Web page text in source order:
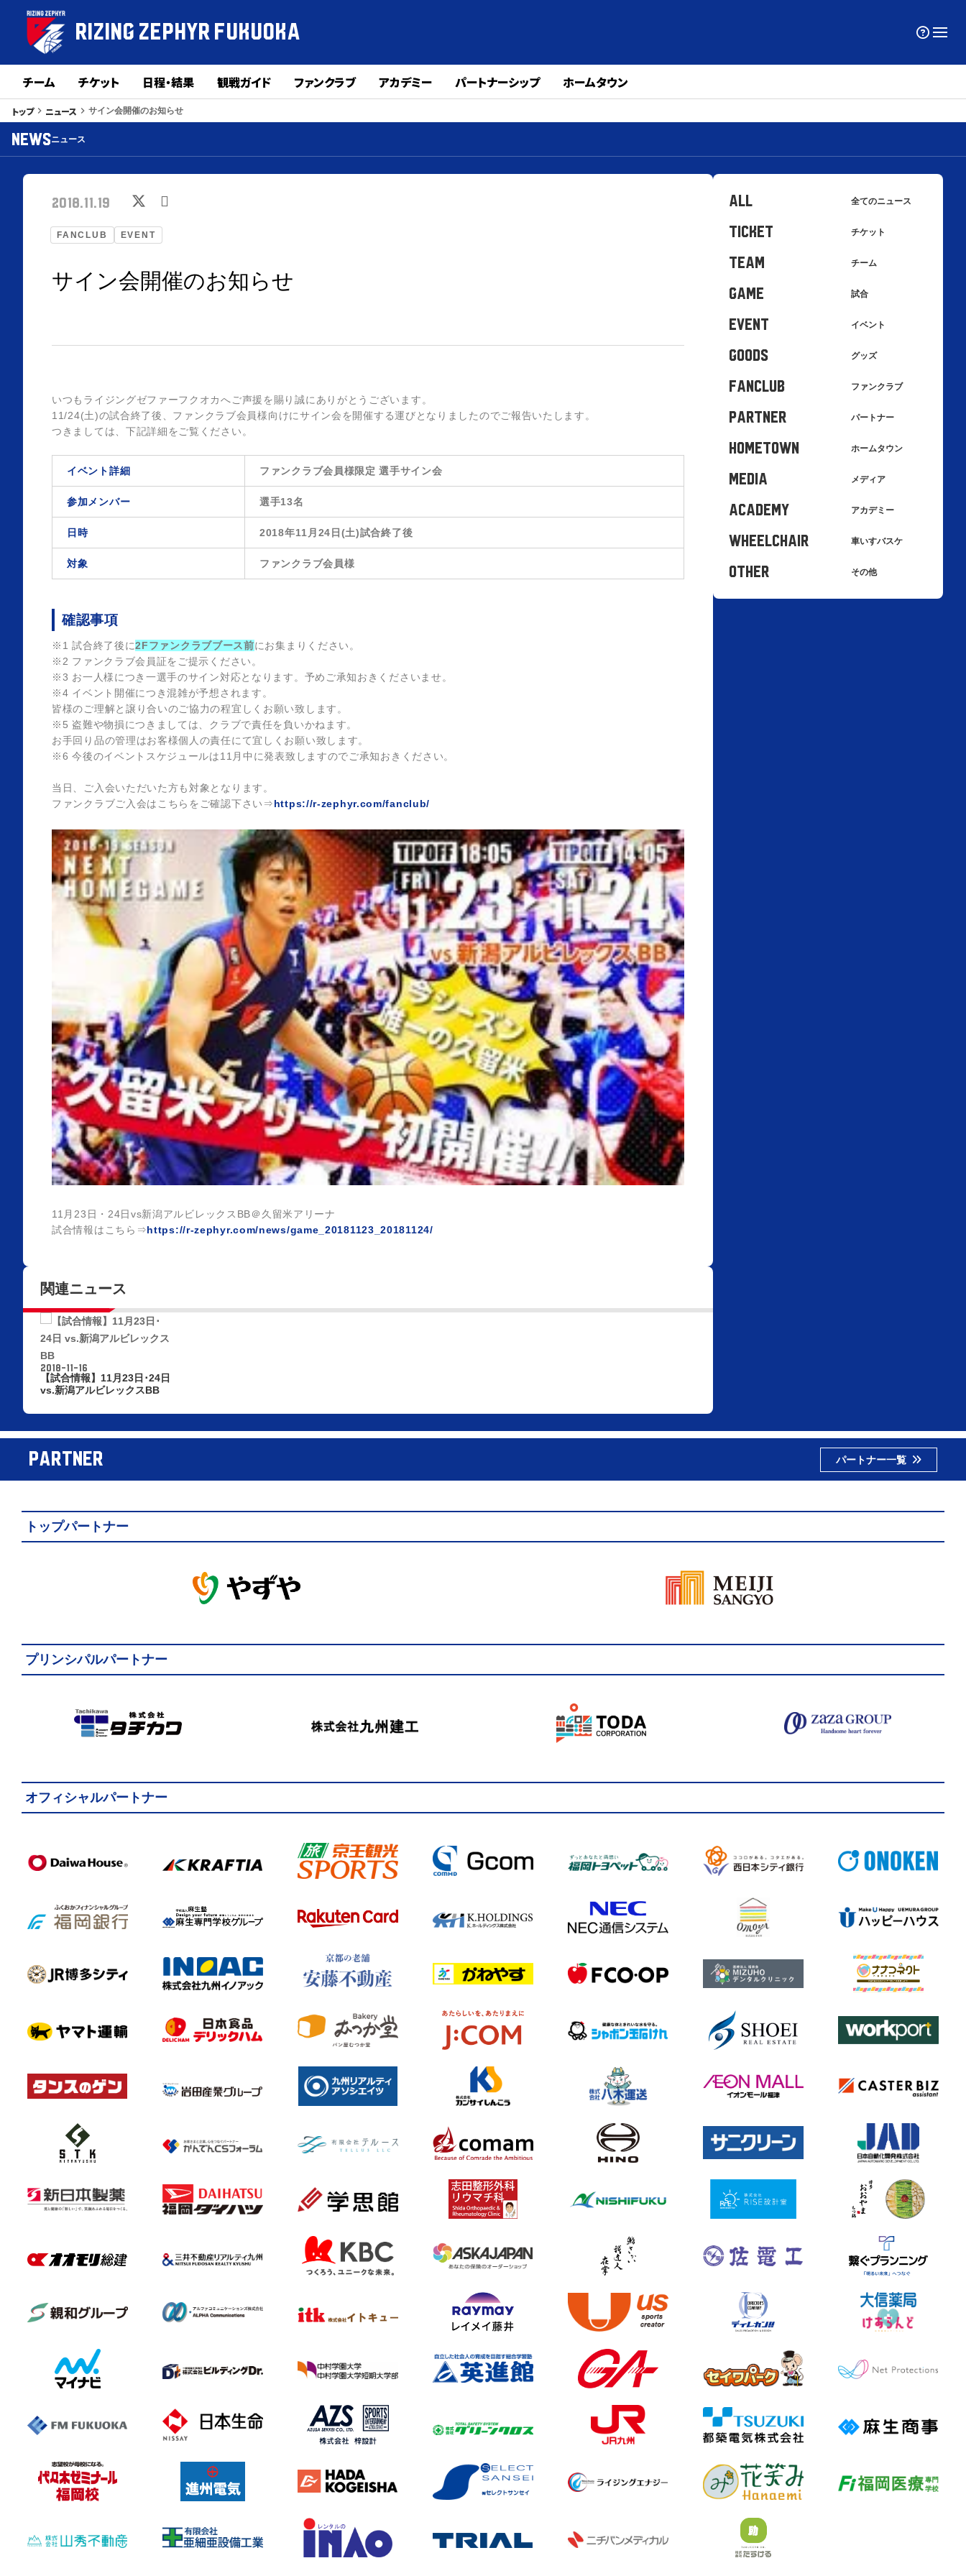
RIZING ZEPHYR FUKUOKA
チーム チケット 日程・結果 観戦ガイド ファンクラブ アカデミー パートナーシップ ホームタウン
トップkeyboard_arrow_right ニュース keyboard_arrow_right サイン会開催のお知らせ
NEWSニュース
FANCLUB EVENT
2018.11.19
サイン会開催のお知らせ
いつもライジングゼファーフクオカへご声援を賜り誠にありがとうございます。
11/24(土)の試合終了後、ファンクラブ会員様向けにサイン会を開催する運びとなりましたのでご報告いたします。
つきましては、下記詳細をご覧ください。
イベント詳細 ファンクラブ会員様限定 選手サイン会
参加メンバー 選手13名
日時 2018年11月24日(土)試合終了後
対象 ファンクラブ会員様
確認事項
※1 試合終了後に2Fファンクラブブース前にお集まりください。
※2 ファンクラブ会員証をご提示ください。
※3 お一人様につき一選手のサイン対応となります。予めご承知おきくださいませ。
※4 イベント開催につき混雑が予想されます。
皆様のご理解と譲り合いのご協力の程宜しくお願い致します。
※5 盗難や物損につきましては、クラブで責任を負いかねます。
お手回り品の管理はお客様個人の責任にて宜しくお願い致します。
※6 今後のイベントスケジュールは11月中に発表致しますのでご承知おきください。
当日、ご入会いただいた方も対象となります。
ファンクラブご入会はこちらをご確認下さい⇒https://r-zephyr.com/fanclub/
11月23日・24日vs新潟アルビレックスBB＠久留米アリーナ
試合情報はこちら⇒https://r-zephyr.com/news/game_20181123_20181124/
関連ニュース
2018-11-16
【試合情報】11月23日･24日
vs.新潟アルビレックスBB
ALL 全てのニュース
TICKET チケット
TEAM チーム
GAME 試合
EVENT イベント
GOODS グッズ
FANCLUB ファンクラブ
PARTNER パートナー
HOMETOWN ホームタウン
MEDIA メディア
ACADEMY アカデミー
WHEELCHAIR 車いすバスケ
OTHER その他
PARTNER パートナー一覧
トップパートナー
プリンシパルパートナー
オフィシャルパートナー